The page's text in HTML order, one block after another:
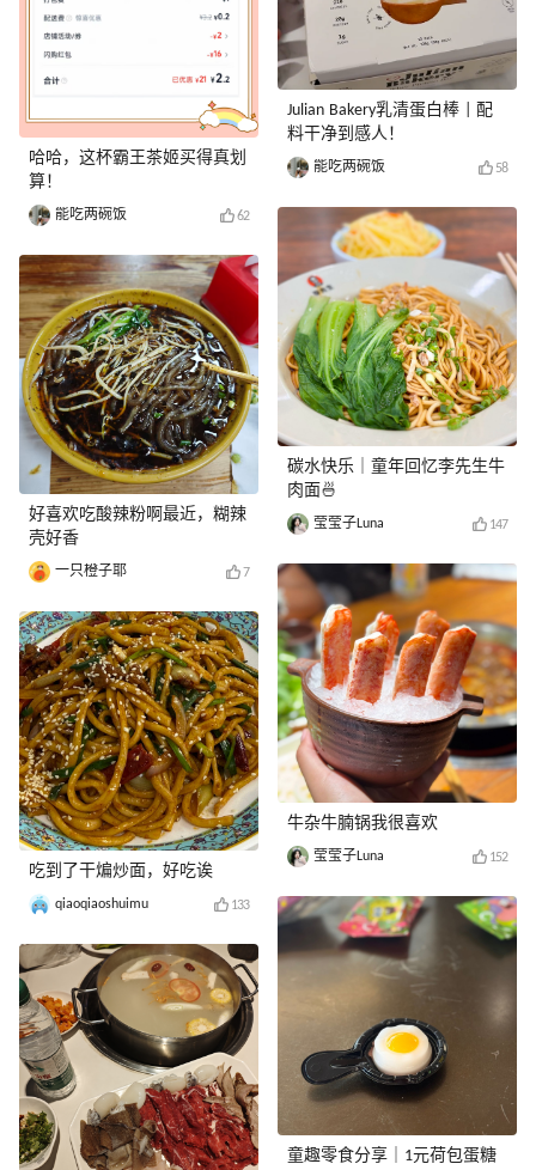
哈哈，这杯霸王茶姬买得真划
算！
能吃两碗饭 62
好喜欢吃酸辣粉啊最近，糊辣
壳好香
一只橙子耶 7
吃到了干煸炒面，好吃诶
qiaoqiaoshuimu 133
Julian Bakery乳清蛋白棒 | 配
料干净到感人！
能吃两碗饭 58
碳水快乐｜童年回忆李先生牛
肉面🍜
莹莹子Luna 147
牛杂牛腩锅我很喜欢
莹莹子Luna 152
童趣零食分享｜1元荷包蛋糖